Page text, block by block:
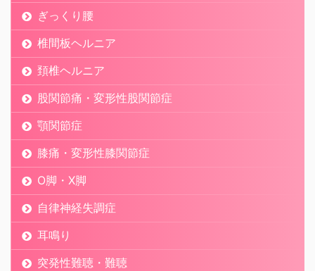
ぎっくり腰
椎間板ヘルニア
頚椎ヘルニア
股関節痛・変形性股関節症
顎関節症
膝痛・変形性膝関節症
O脚・X脚
自律神経失調症
耳鳴り
突発性難聴・難聴